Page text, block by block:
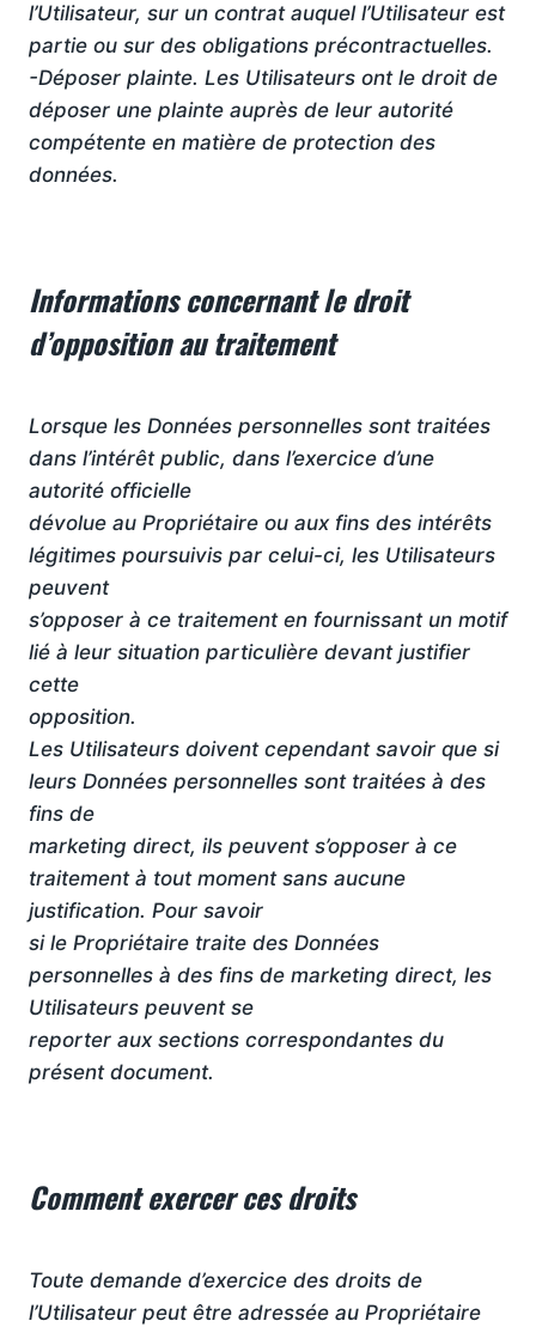
l’Utilisateur, sur un contrat auquel l’Utilisateur est
partie ou sur des obligations précontractuelles.
-Déposer plainte. Les Utilisateurs ont le droit de
déposer une plainte auprès de leur autorité
compétente en matière de protection des
données.
Informations concernant le droit
d’opposition au traitement
Lorsque les Données personnelles sont traitées
dans l’intérêt public, dans l’exercice d’une
autorité officielle
dévolue au Propriétaire ou aux fins des intérêts
légitimes poursuivis par celui-ci, les Utilisateurs
peuvent
s’opposer à ce traitement en fournissant un motif
lié à leur situation particulière devant justifier
cette
opposition.
Les Utilisateurs doivent cependant savoir que si
leurs Données personnelles sont traitées à des
fins de
marketing direct, ils peuvent s’opposer à ce
traitement à tout moment sans aucune
justification. Pour savoir
si le Propriétaire traite des Données
personnelles à des fins de marketing direct, les
Utilisateurs peuvent se
reporter aux sections correspondantes du
présent document.
Comment exercer ces droits
Toute demande d’exercice des droits de
l’Utilisateur peut être adressée au Propriétaire